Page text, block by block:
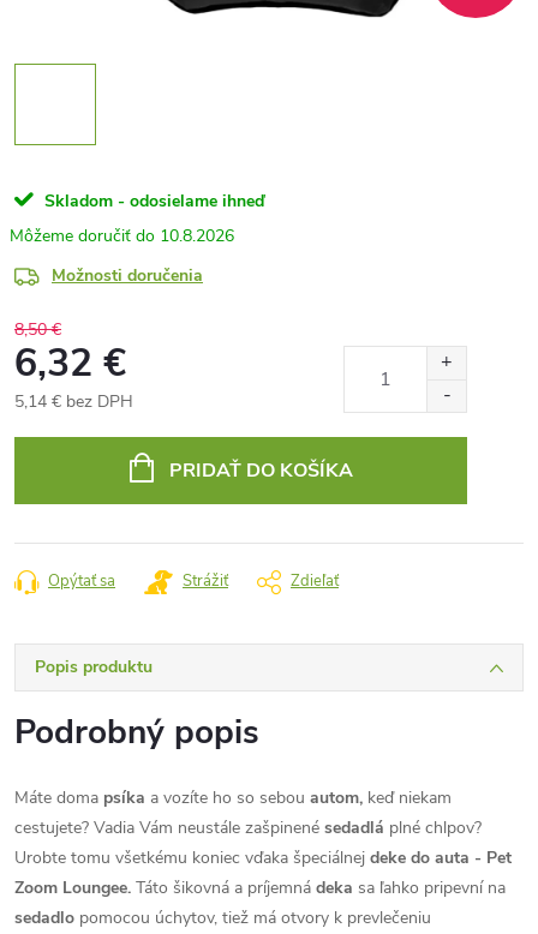
Skladom - odosielame ihneď
10.8.2026
Možnosti doručenia
8,50 €
6,32 €
5,14 € bez DPH
PRIDAŤ DO KOŠÍKA
Opýtať sa Strážiť Zdieľať
Popis produktu
Podrobný popis
Máte doma psíka a vozíte ho so sebou autom, keď niekam
cestujete? Vadia Vám neustále zašpinené sedadlá plné chlpov?
Urobte tomu všetkému koniec vďaka špeciálnej deke do auta - Pet
Zoom Loungee. Táto šikovná a príjemná deka sa ľahko pripevní na
sedadlo pomocou úchytov, tiež má otvory k prevlečeniu